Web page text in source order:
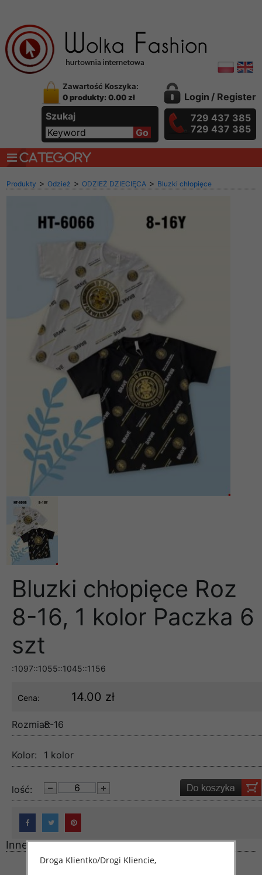
Zawartość Koszyka:
0 produkty: 0.00 zł
Szukaj
Login / Register
729 437 385
729 437 385
CATEGORY
Produkty > Odzież > ODZIEŻ DZIECIĘCA > Bluzki chłopięce
Bluzki chłopięce Roz
8-16, 1 kolor Paczka 6
szt
:1097::1055::1045::1156
Cena: 14.00 zł
Rozmiar:8-16
Kolor: 1 kolor
lość:
Inne produkty
Droga Klientko/Drogi Kliencie,